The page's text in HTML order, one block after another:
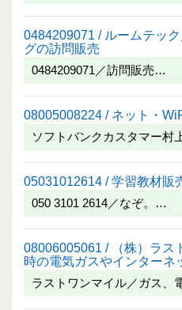
0484209071 / ルームテッ
グの訪問販売
0484209071／訪問販売…
08005008224 / ネット・
ソフトバンクカスタマー村
05031012614 / 学習教材販
050 3101 2614／なぞ。…
08006005061 / （株）ラス
時の電気ガスやインターネ
ラストワンマイル／ガス、